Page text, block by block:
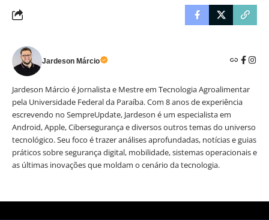
Jardeson Márcio
Jardeson Márcio é Jornalista e Mestre em Tecnologia Agroalimentar
pela Universidade Federal da Paraíba. Com 8 anos de experiência
escrevendo no SempreUpdate, Jardeson é um especialista em
Android, Apple, Cibersegurança e diversos outros temas do universo
tecnológico. Seu foco é trazer análises aprofundadas, notícias e guias
práticos sobre segurança digital, mobilidade, sistemas operacionais e
as últimas inovações que moldam o cenário da tecnologia.